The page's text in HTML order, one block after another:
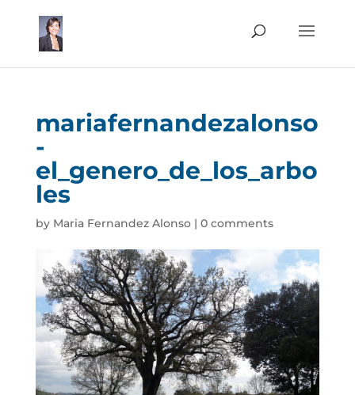
mariafernandezalonso
-
el_genero_de_los_arbo
les
by Maria Fernandez Alonso| 0 comments